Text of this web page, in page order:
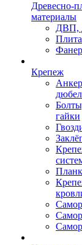
Древесно-
материалы
ДВП,
Крепеж
гайки